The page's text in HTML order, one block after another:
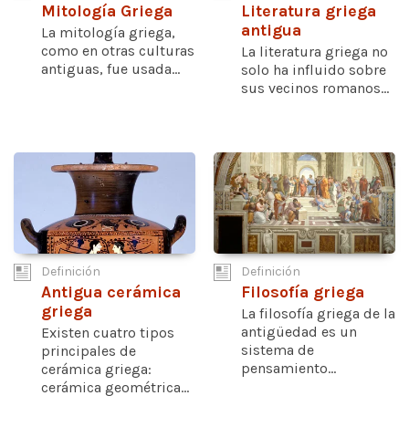
Mitología Griega
La mitología griega,
como en otras culturas
antiguas, fue usada...
Literatura griega
antigua
La literatura griega no
solo ha influido sobre
sus vecinos romanos...
Definición
Antigua cerámica
griega
Existen cuatro tipos
principales de
cerámica griega:
cerámica geométrica...
Definición
Filosofía griega
La filosofía griega de la
antigüedad es un
sistema de
pensamiento...